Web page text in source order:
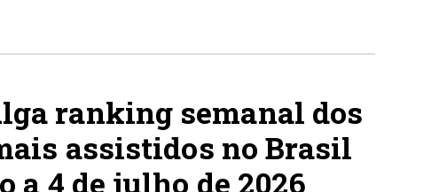
ranking semanal dos
assistidos no Brasil
a 4 de julho de 2026